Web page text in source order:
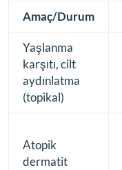
Amaç/Durum
Yaşlanma
karşıtı, cilt
aydınlatma
(topikal)
Atopik
dermatit